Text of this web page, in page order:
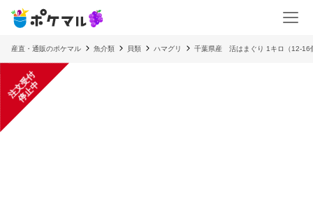
産直・通販のポケマル 魚介類 貝類 ハマグリ 千葉県産 活はまぐり 1キロ（12-16
注
文
受
付
停
止
中